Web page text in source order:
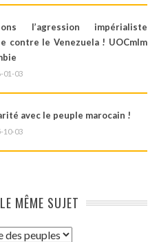
l’agression impérialiste
contre le Venezuela ! UOCmlm
01-03
avec le peuple marocain !
10-03
MÊME SUJET